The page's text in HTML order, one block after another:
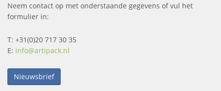
Neem contact op met onderstaande gegevens of vul het
formulier in:
T: +31(0)20 717 30 35
E: info@artipack.nl
Nieuwsbrief